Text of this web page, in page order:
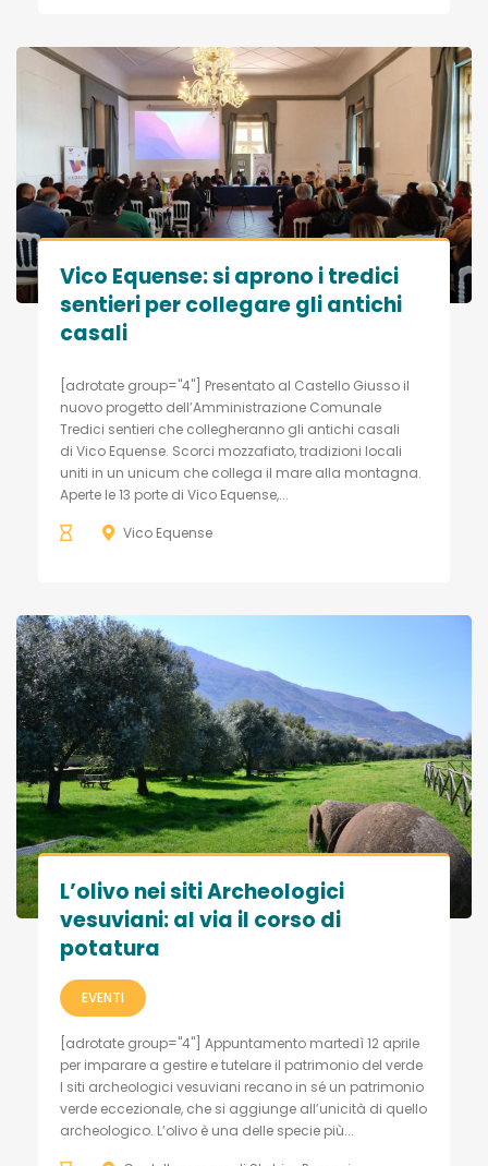
Vico Equense: si aprono i tredici
sentieri per collegare gli antichi
casali
[adrotate group="4"] Presentato al Castello Giusso il
nuovo progetto dell’Amministrazione Comunale
Tredici sentieri che collegheranno gli antichi casali
di Vico Equense. Scorci mozzafiato, tradizioni locali
uniti in un unicum che collega il mare alla montagna.
Aperte le 13 porte di Vico Equense,...
Vico Equense
L’olivo nei siti Archeologici
vesuviani: al via il corso di
potatura
EVENTI
[adrotate group="4"] Appuntamento martedì 12 aprile
per imparare a gestire e tutelare il patrimonio del verde
I siti archeologici vesuviani recano in sé un patrimonio
verde eccezionale, che si aggiunge all’unicità di quello
archeologico. L’olivo è una delle specie più...